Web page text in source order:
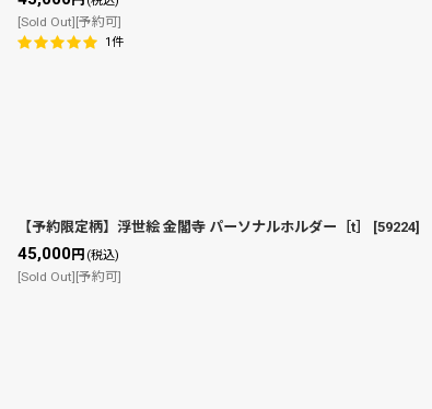
[Sold Out][予約可]
1件
【予約限定柄】浮世絵 金閣寺 パーソナルホルダー［t］ [59224]
45,000円 (税込)
[Sold Out][予約可]